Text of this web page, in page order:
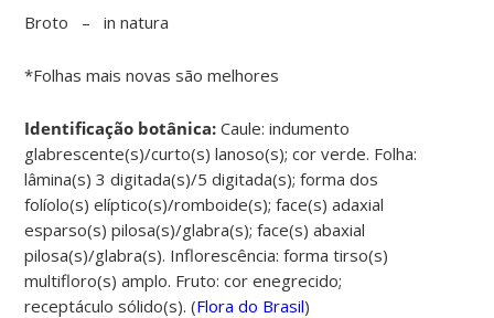
Broto – in natura
*Folhas mais novas são melhores
Identificação botânica:Caule: indumento
glabrescente(s)/curto(s) lanoso(s); cor verde. Folha:
lâmina(s) 3 digitada(s)/5 digitada(s); forma dos
folíolo(s) elíptico(s)/romboide(s); face(s) adaxial
esparso(s) pilosa(s)/glabra(s); face(s) abaxial
pilosa(s)/glabra(s). Inflorescência: forma tirso(s)
multifloro(s) amplo. Fruto: cor enegrecido;
receptáculo sólido(s). (Flora do Brasil)